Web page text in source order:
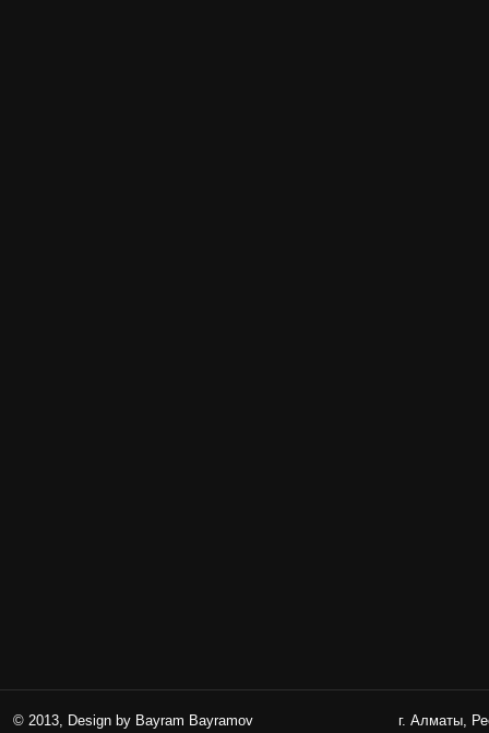
© 2013, Design by Bayram Bayramov
г. Алматы,